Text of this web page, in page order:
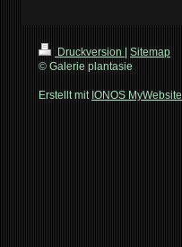
Druckversion
Sitemap
© Galerie plantasie
Erstellt mit IONOS MyWebsite